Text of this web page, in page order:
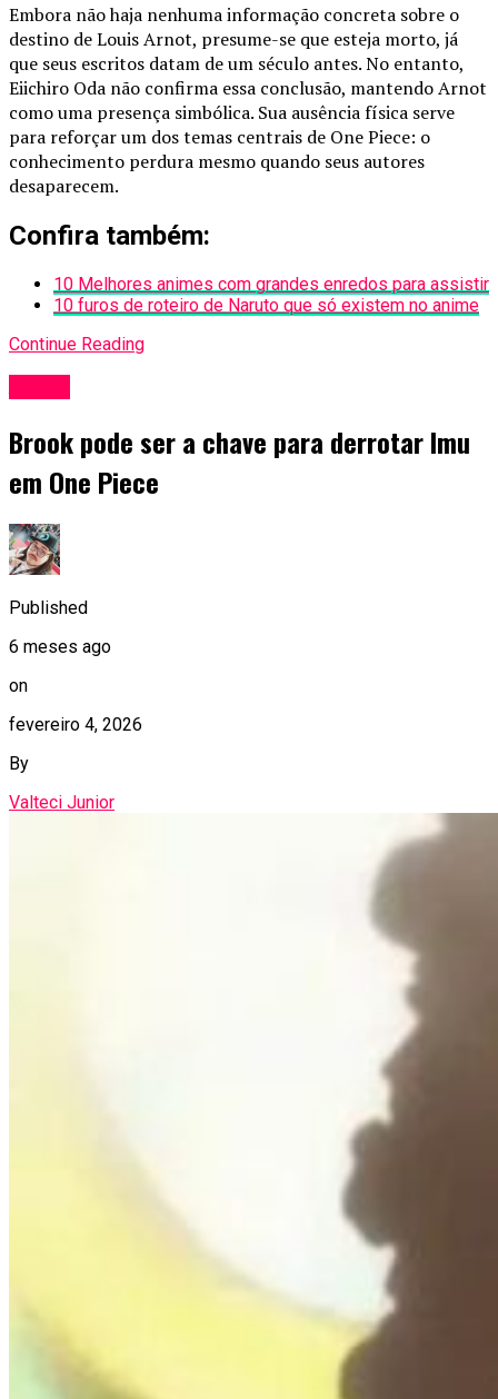
Embora não haja nenhuma informação concreta sobre o
destino de Louis Arnot, presume-se que esteja morto, já
que seus escritos datam de um século antes. No entanto,
Eiichiro Oda não confirma essa conclusão, mantendo Arnot
como uma presença simbólica. Sua ausência física serve
para reforçar um dos temas centrais de One Piece: o
conhecimento perdura mesmo quando seus autores
desaparecem.
Confira também:
10 Melhores animes com grandes enredos para assistir
10 furos de roteiro de Naruto que só existem no anime
Continue Reading
Brook pode ser a chave para derrotar Imu
em One Piece
Published
6 meses ago
on
fevereiro 4, 2026
By
Valteci Junior